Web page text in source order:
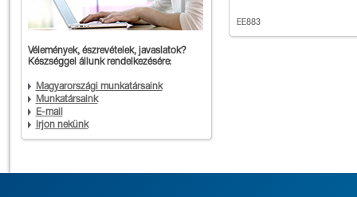
Vélemények, észrevételek, javaslatok?
Készséggel állunk rendelkezésére:
Magyarországi munkatársaink
Munkatársaink
E-mail
Írjon nekünk
EE883